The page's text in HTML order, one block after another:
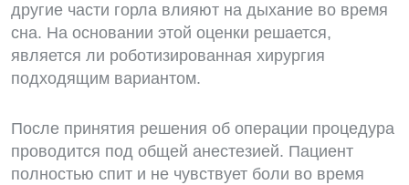
другие части горла влияют на дыхание во время
сна. На основании этой оценки решается,
является ли роботизированная хирургия
подходящим вариантом.
После принятия решения об операции процедура
проводится под общей анестезией. Пациент
полностью спит и не чувствует боли во время